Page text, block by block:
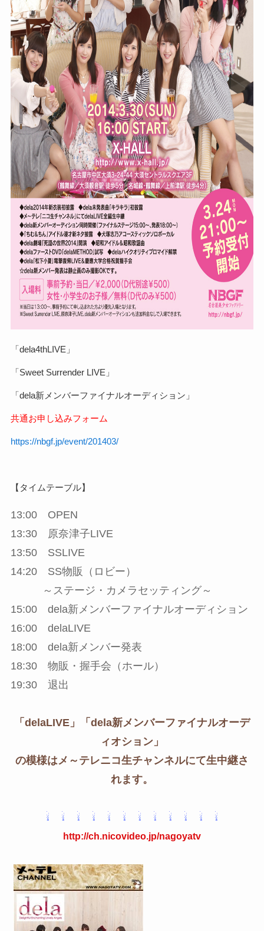
「dela4thLIVE」
「Sweet Surrender LIVE」
「dela新メンバーファイナルオーディション」
共通お申し込みフォーム
https://nbgf.jp/event/201403/
【タイムテーブル】
13:00 OPEN
13:30 原奈津子LIVE
13:50 SSLIVE
14:20 SS物販（ロビー）
～ステージ・カメラセッティング～
15:00 dela新メンバーファイナルオーディション
16:00 delaLIVE
18:00 dela新メンバー発表
18:30 物販・握手会（ホール）
19:30 退出
「delaLIVE」「dela新メンバーファイナルオーデ
ィオション」
の模様はメ～テレニコ生チャンネルにて生中継さ
れます。
http://ch.nicovideo.jp/nagoyatv